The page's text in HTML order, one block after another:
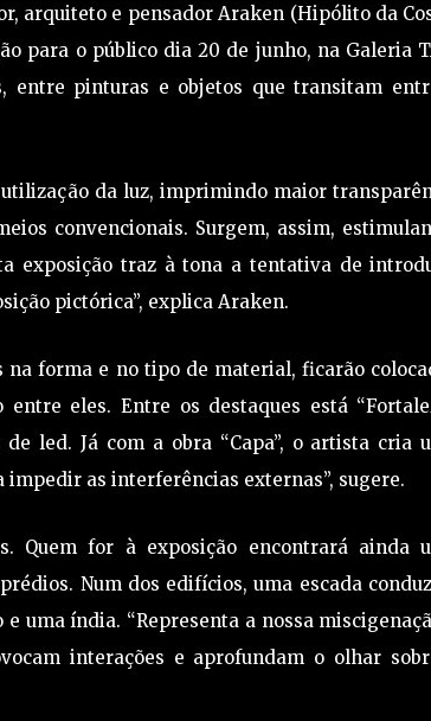
arquiteto e pensador Araken (Hipólito da
para o público dia 20 de junho, na Galeria
entre pinturas e objetos que transitam
da luz, imprimindo maior
convencionais. Surgem, assim,
exposição traz à tona a tentativa de
pictórica”, explica Araken.
forma e no tipo de material, ficarão
eles. Entre os destaques está
led. Já com a obra “Capa”, o artista cria
impedir as interferências externas”, sugere.
Quem for à exposição encontrará ainda
Num dos edifícios, uma escada
uma índia. “Representa a nossa
interações e aprofundam o olhar